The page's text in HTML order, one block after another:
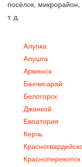
посёлок, микрорайон,
т. д.
Алупка
Алушта
Армянск
Бахчисарай
Белогорск
Джанкой
Евпатория
Керчь
Красноперекопск